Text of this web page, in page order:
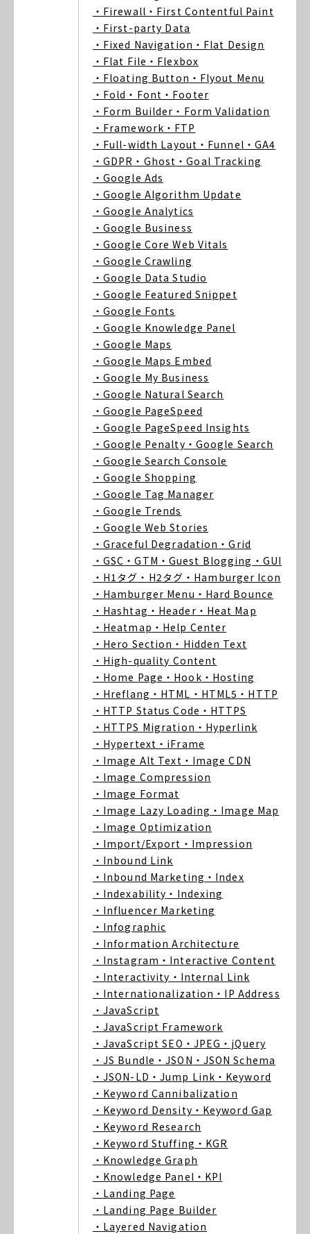
・Firewall ・First Contentful Paint
・First-party Data
・Fixed Navigation ・Flat Design
・Flat File ・Flexbox
・Floating Button ・Flyout Menu
・Fold ・Font ・Footer
・Form Builder ・Form Validation
・Framework ・FTP
・Full-width Layout ・Funnel ・GA4
・GDPR ・Ghost ・Goal Tracking
・Google Ads
・Google Algorithm Update
・Google Analytics
・Google Business
・Google Core Web Vitals
・Google Crawling
・Google Data Studio
・Google Featured Snippet
・Google Fonts
・Google Knowledge Panel
・Google Maps
・Google Maps Embed
・Google My Business
・Google Natural Search
・Google PageSpeed
・Google PageSpeed Insights
・Google Penalty ・Google Search
・Google Search Console
・Google Shopping
・Google Tag Manager
・Google Trends
・Google Web Stories
・Graceful Degradation ・Grid
・GSC ・GTM ・Guest Blogging ・GUI
・H1タグ ・H2タグ ・Hamburger Icon
・Hamburger Menu ・Hard Bounce
・Hashtag ・Header ・Heat Map
・Heatmap ・Help Center
・Hero Section ・Hidden Text
・High-quality Content
・Home Page ・Hook ・Hosting
・Hreflang ・HTML ・HTML5 ・HTTP
・HTTP Status Code ・HTTPS
・HTTPS Migration ・Hyperlink
・Hypertext ・iFrame
・Image Alt Text ・Image CDN
・Image Compression
・Image Format
・Image Lazy Loading ・Image Map
・Image Optimization
・Import/Export ・Impression
・Inbound Link
・Inbound Marketing ・Index
・Indexability ・Indexing
・Influencer Marketing
・Infographic
・Information Architecture
・Instagram ・Interactive Content
・Interactivity ・Internal Link
・Internationalization ・IP Address
・JavaScript
・JavaScript Framework
・JavaScript SEO ・JPEG ・jQuery
・JS Bundle ・JSON ・JSON Schema
・JSON-LD ・Jump Link ・Keyword
・Keyword Cannibalization
・Keyword Density ・Keyword Gap
・Keyword Research
・Keyword Stuffing ・KGR
・Knowledge Graph
・Knowledge Panel ・KPI
・Landing Page
・Landing Page Builder
・Layered Navigation